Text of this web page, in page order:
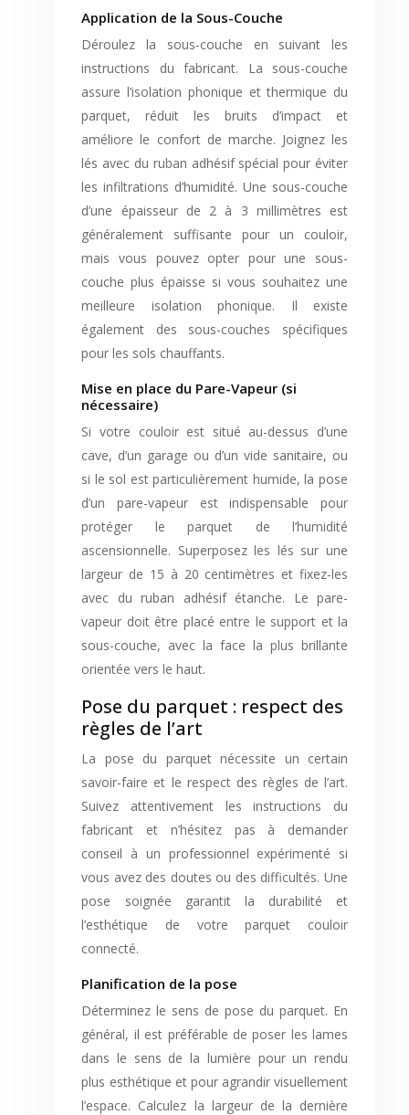
Application de la Sous-Couche
Déroulez la sous-couche en suivant les
instructions du fabricant. La sous-couche
assure l’isolation phonique et thermique du
parquet, réduit les bruits d’impact et
améliore le confort de marche. Joignez les
lés avec du ruban adhésif spécial pour éviter
les infiltrations d’humidité. Une sous-couche
d’une épaisseur de 2 à 3 millimètres est
généralement suffisante pour un couloir,
mais vous pouvez opter pour une sous-
couche plus épaisse si vous souhaitez une
meilleure isolation phonique. Il existe
également des sous-couches spécifiques
pour les sols chauffants.
Mise en place du Pare-Vapeur (si
nécessaire)
Si votre couloir est situé au-dessus d’une
cave, d’un garage ou d’un vide sanitaire, ou
si le sol est particulièrement humide, la pose
d’un pare-vapeur est indispensable pour
protéger le parquet de l’humidité
ascensionnelle. Superposez les lés sur une
largeur de 15 à 20 centimètres et fixez-les
avec du ruban adhésif étanche. Le pare-
vapeur doit être placé entre le support et la
sous-couche, avec la face la plus brillante
orientée vers le haut.
Pose du parquet : respect des
règles de l’art
La pose du parquet nécessite un certain
savoir-faire et le respect des règles de l’art.
Suivez attentivement les instructions du
fabricant et n’hésitez pas à demander
conseil à un professionnel expérimenté si
vous avez des doutes ou des difficultés. Une
pose soignée garantit la durabilité et
l’esthétique de votre parquet couloir
connecté.
Planification de la pose
Déterminez le sens de pose du parquet. En
général, il est préférable de poser les lames
dans le sens de la lumière pour un rendu
plus esthétique et pour agrandir visuellement
l’espace. Calculez la largeur de la dernière